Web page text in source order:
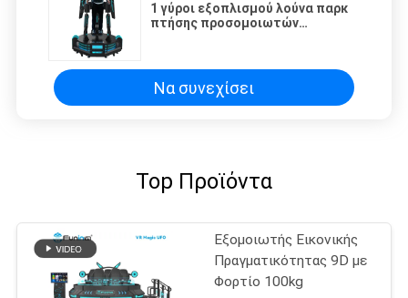
1 γύροι εξοπλισμού λούνα παρκ
πτήσης προσομοιωτών
Να συνεχίσει
Top Προϊόντα
Εξομοιωτής Εικονικής
Πραγματικότητας 9D με
Φορτίο 100kg